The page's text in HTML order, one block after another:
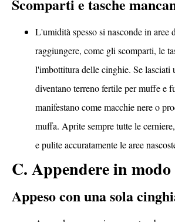
Scomparti e tasche
L'umidità spesso si nasconde in aree
raggiungere, come gli scomparti, le
l'imbottitura delle cinghie. Se lasciati
diventano terreno fertile per muffe e
manifestano come macchie nere o
muffa. Aprite sempre tutte le
e pulite accuratamente le aree
C. Appendere in
Appeso con una sola